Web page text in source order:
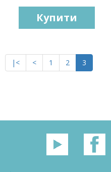
Купити
|< < 1 2 3